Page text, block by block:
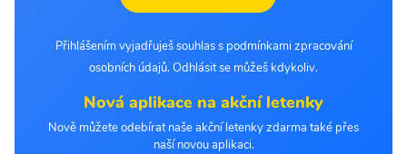
Přihlášením vyjadřuješ souhlas s podmínkami zpracování
osobních údajů. Odhlásit se můžeš kdykoliv.
Nová aplikace na akční letenky
Nově můžete odebírat naše akční letenky zdarma také přes
naší novou aplikaci.